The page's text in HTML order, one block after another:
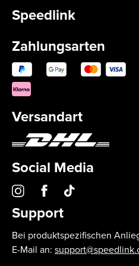
Speedlink
Zahlungsarten
Versandart
Social Media
Support
Bei produktspezifischen
E-Mail an: